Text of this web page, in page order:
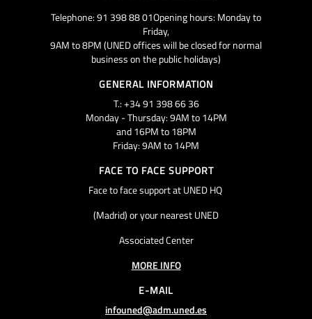
Telephone: 91 398 88 01Opening hours: Monday to
Friday,
9AM to 8PM (UNED offices will be closed for normal
business on the public holidays)
GENERAL INFORMATION
T.: +34 91 398 66 36
Monday - Thursday: 9AM to 14PM
and 16PM to 18PM
Friday: 9AM to 14PM
FACE TO FACE SUPPORT
Face to face support at UNED HQ
(Madrid) or your nearest UNED
Associated Center
MORE INFO
E-MAIL
infouned@adm.uned.es